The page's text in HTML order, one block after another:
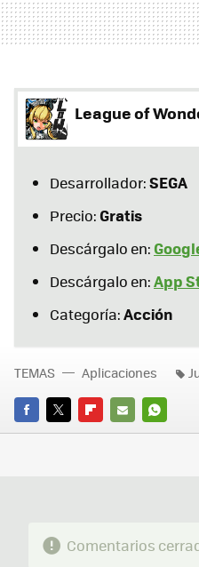
League of
Desarrollador:SEGA
Precio:Gratis
Descárgalo en:
Descárgalo en:App
Categoría:Acción
FACEBOOK
TWITTERFLIPBOARD
E-
TEMAS Aplicaciones
Comentarios